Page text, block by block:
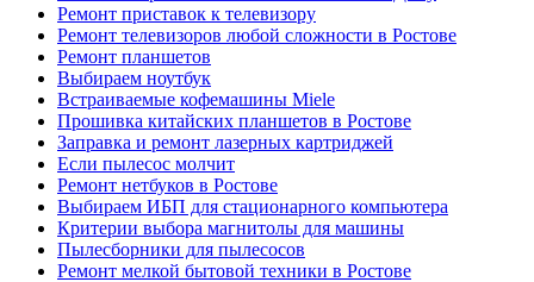
Ремонт приставок к телевизору
Ремонт телевизоров любой сложности в Ростове
Ремонт планшетов
Выбираем ноутбук
Встраиваемые кофемашины Miele
Прошивка китайских планшетов в Ростове
Заправка и ремонт лазерных картриджей
Если пылесос молчит
Ремонт нетбуков в Ростове
Выбираем ИБП для стационарного компьютера
Критерии выбора магнитолы для машины
Пылесборники для пылесосов
Ремонт мелкой бытовой техники в Ростове